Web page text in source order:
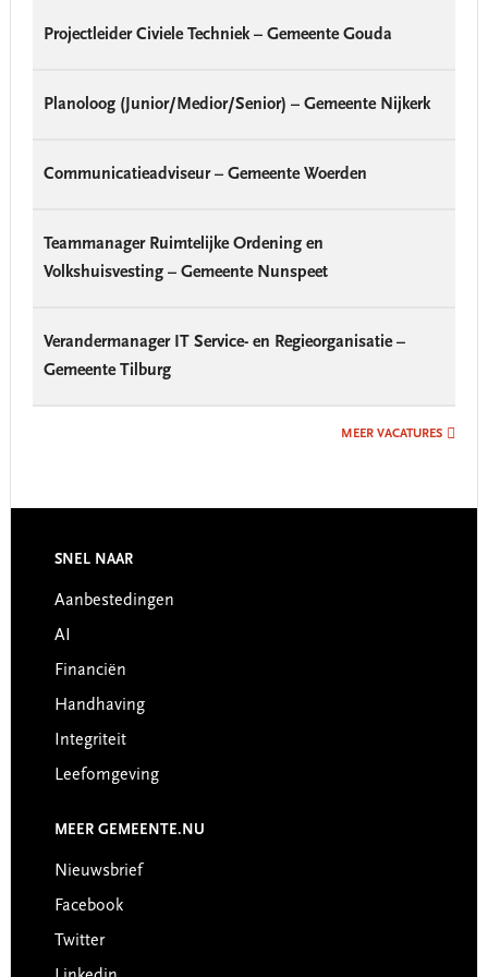
Projectleider Civiele Techniek – Gemeente Gouda
Planoloog (Junior/Medior/Senior) – Gemeente Nijkerk
Communicatieadviseur – Gemeente Woerden
Teammanager Ruimtelijke Ordening en
Volkshuisvesting – Gemeente Nunspeet
Verandermanager IT Service- en Regieorganisatie –
Gemeente Tilburg
MEER VACATURES
Footer
SNEL NAAR
Aanbestedingen
AI
Financiën
Handhaving
Integriteit
Leefomgeving
MEER GEMEENTE.NU
Nieuwsbrief
Facebook
Twitter